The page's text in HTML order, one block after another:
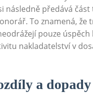
následně předává
To znamená, že
pouze úspěch
nakladatelství v
a